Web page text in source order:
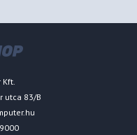
Kft.
utca 83/B